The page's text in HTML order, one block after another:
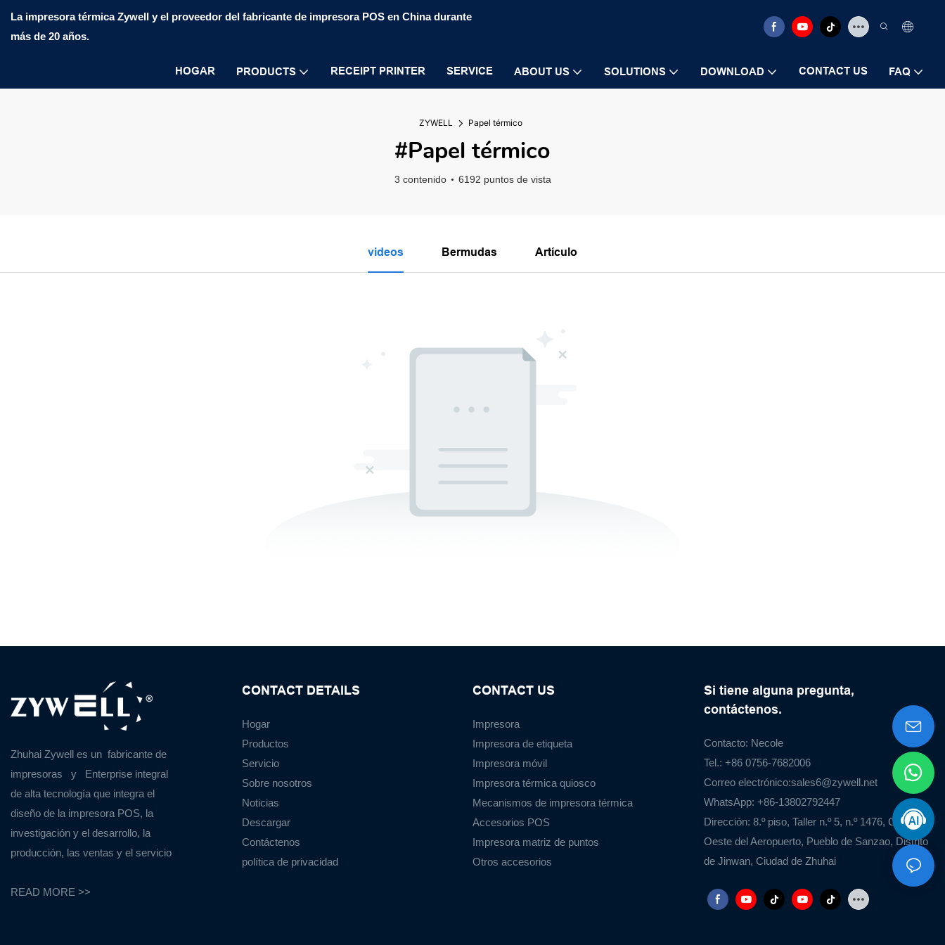
La impresora térmica Zywell y el proveedor del fabricante de impresora POS en China durante
más de 20 años.
HOGAR PRODUCTS RECEIPT PRINTER SERVICE ABOUT US SOLUTIONS DOWNLOAD CONTACT US FAQ
ZYWELL Papel térmico
#Papel térmico
3 contenido 6192 puntos de vista
videos Bermudas Artículo
Zhuhai Zywell es un fabricante de
impresoras
y
Enterprise integral
de alta tecnología que integra el
diseño de la impresora POS, la
investigación y el desarrollo, la
producción, las ventas y el servicio
READ MORE >>
CONTACT DETAILS
Hogar
Productos
Servicio
Sobre nosotros
Noticias
Descargar
Contáctenos
política de privacidad
CONTACT US
Impresora
Impresora de etiqueta
Impresora móvil
Impresora térmica quiosco
Mecanismos de impresora térmica
Accesorios POS
Impresora matriz de puntos
Otros accesorios
Si tiene alguna pregunta,
contáctenos.
Contacto: Necole
Tel.: +86 0756-7682006
Correo electrónico:sales6@zywell.net
WhatsApp: +86-13802792447
Dirección: 8.º piso, Taller n.º 5, n.º 1476, Carretera
Oeste del Aeropuerto, Pueblo de Sanzao, Distrito
de Jinwan, Ciudad de Zhuhai